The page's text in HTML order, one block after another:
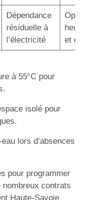
Dépendance
résiduelle à
l’électricité
et
à 55°C pour
isolé pour
lors d’absences
pour programmer
contrats
Haute-Savoie